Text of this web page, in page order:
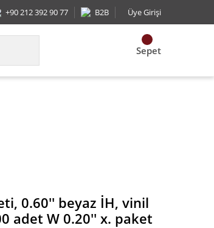
+90 212 392 90 77 B2B Üye Girişi
Sepet
0.60'' beyaz İH, vinil
adet W 0.20'' x. paket